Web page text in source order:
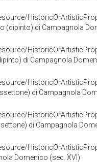
(dipinto) di Campagnola
di Campagnola
di Campagnola
di Campagnola
Domenico (sec. XVI)